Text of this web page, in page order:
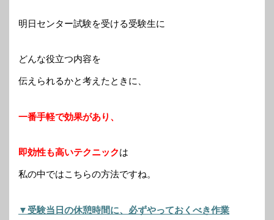
明日センター試験を受ける受験生に
どんな役立つ内容を
伝えられるかと考えたときに、
一番手軽で効果があり、
即効性も高いテクニックは
私の中ではこちらの方法ですね。
▼受験当日の休憩時間に、必ずやっておくべき作業